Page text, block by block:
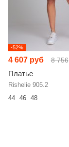
-52%
4 607 руб 8 756
Платье
Rishelie 905.2
44
46 48